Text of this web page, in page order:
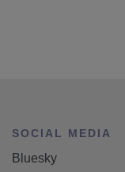
SOCIAL MEDIA
Bluesky